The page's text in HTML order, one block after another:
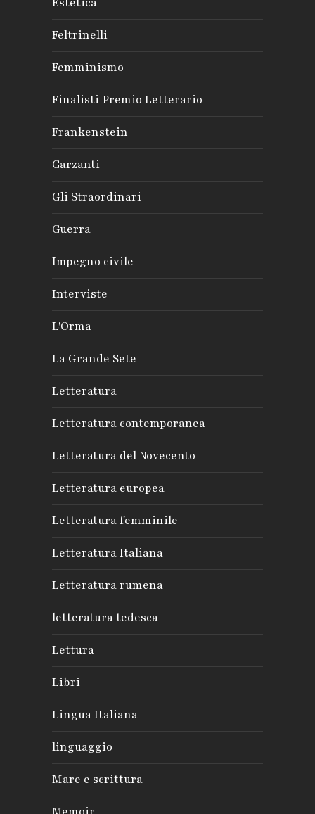
Estetica
Feltrinelli
Femminismo
Finalisti Premio Letterario
Frankenstein
Garzanti
Gli Straordinari
Guerra
Impegno civile
Interviste
L'Orma
La Grande Sete
Letteratura
Letteratura contemporanea
Letteratura del Novecento
Letteratura europea
Letteratura femminile
Letteratura Italiana
Letteratura rumena
letteratura tedesca
Lettura
Libri
Lingua Italiana
linguaggio
Mare e scrittura